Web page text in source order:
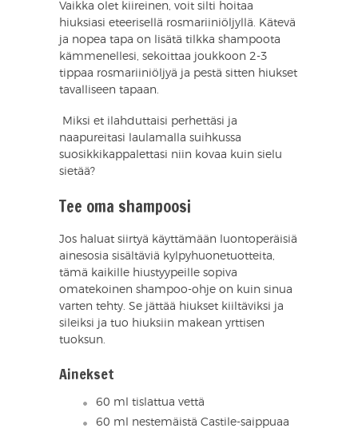
Vaikka olet kiireinen, voit silti hoitaa
hiuksiasi eteerisellä rosmariiniöljyllä. Kätevä
ja nopea tapa on lisätä tilkka shampoota
kämmenellesi, sekoittaa joukkoon 2-3
tippaa rosmariiniöljyä ja pestä sitten hiukset
tavalliseen tapaan.
​ Miksi et ilahduttaisi perhettäsi ja
naapureitasi laulamalla suihkussa
suosikkikappalettasi niin kovaa kuin sielu
sietää?
Tee oma shampoosi
Jos haluat siirtyä käyttämään luontoperäisiä
ainesosia sisältäviä kylpyhuonetuotteita,
tämä kaikille hiustyypeille sopiva
omatekoinen shampoo-ohje on kuin sinua
varten tehty. Se jättää hiukset kiiltäviksi ja
sileiksi ja tuo hiuksiin makean yrttisen
tuoksun.
Ainekset
60 ml tislattua vettä
60 ml nestemäistä Castile-saippuaa